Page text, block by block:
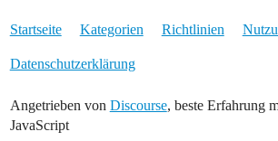
Startseite Kategorien Richtlinien
Datenschutzerklärung
Angetrieben von Discourse, beste Erfahrung
JavaScript